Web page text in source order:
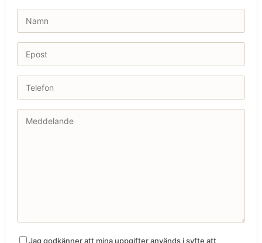
Jag godkänner att mina uppgifter används i syfte att